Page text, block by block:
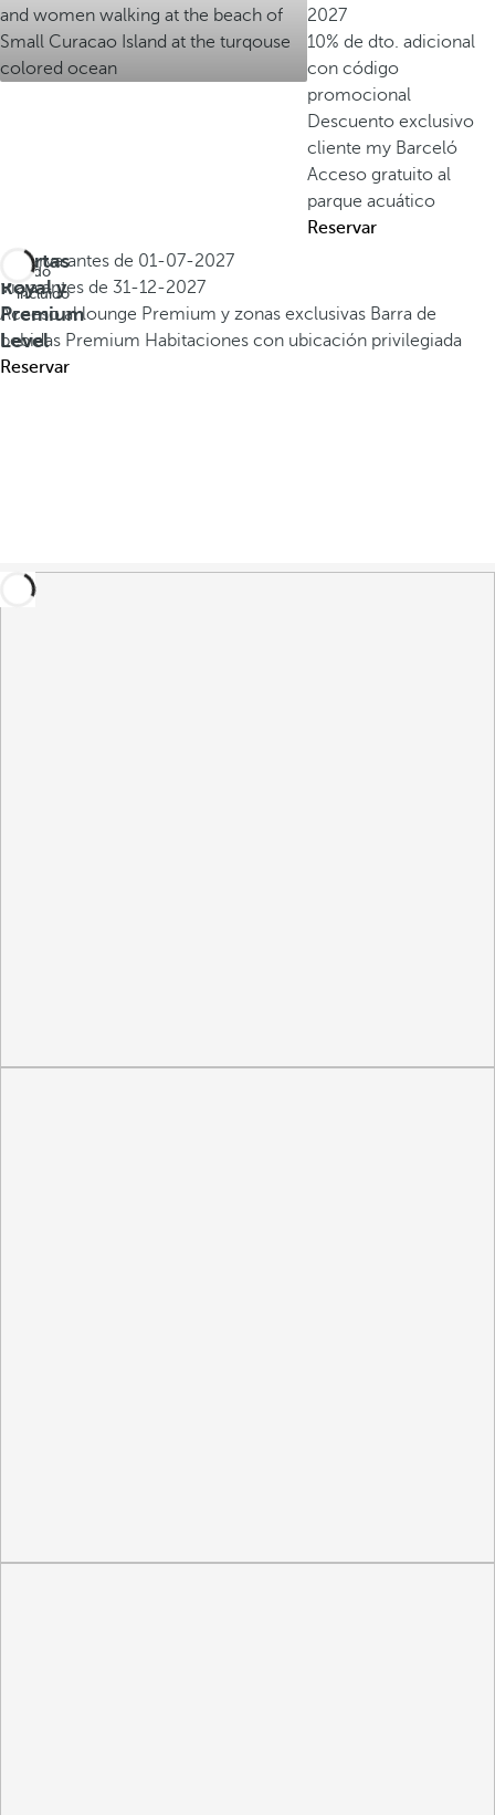
2027
10% de dto. adicional
con código
promocional
Descuento exclusivo
cliente my Barceló
Acceso gratuito al
parque acuático
Reservar
Ofertas
Royal y
Premium
Level
Todo
incluido
Reserva antes de 01-07-2027
Viaja antes de 31-12-2027
Acceso al lounge Premium y zonas exclusivas Barra de
bebidas Premium Habitaciones con ubicación privilegiada
Reservar